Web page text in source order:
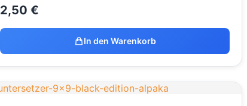
2,50 €
In den Warenkorb